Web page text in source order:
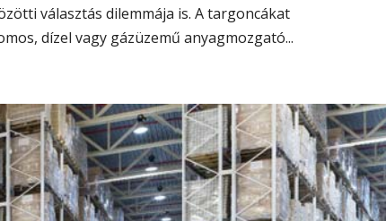
választás dilemmája is. A targoncákat
dízel vagy gázüzemű anyagmozgató...